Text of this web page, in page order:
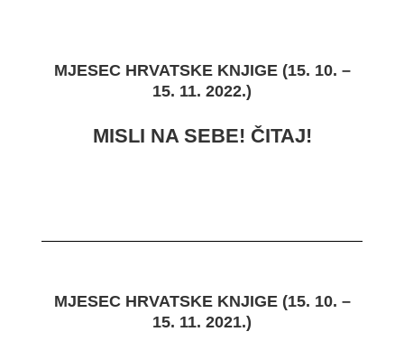
MJESEC HRVATSKE KNJIGE (15. 10. –
15. 11. 2022.)
MISLI NA SEBE! ČITAJ!
MJESEC HRVATSKE KNJIGE (15. 10. –
15. 11. 2021.)